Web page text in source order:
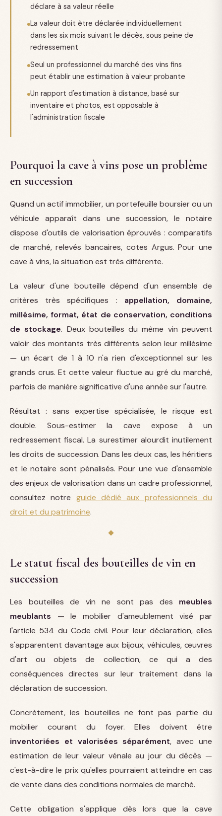
déclare à sa valeur réelle
La valeur doit être déclarée individuellement
dans les six mois suivant le décès, sous peine de
redressement
Seul un professionnel du marché des vins fins
peut établir une estimation à valeur probante
Un rapport d'estimation à distance, basé sur
inventaire et photos, est opposable à
l'administration fiscale
Pourquoi la cave à vins pose un problème
en succession
Quand un actif immobilier, un portefeuille boursier ou un
véhicule apparaît dans une succession, le notaire
dispose d'outils de valorisation éprouvés : comparatifs
de marché, relevés bancaires, cotes Argus. Pour une
cave à vins, la situation est très différente.
La valeur d'une bouteille dépend d'un ensemble de
critères très spécifiques : appellation, domaine,
millésime, format, état de conservation, conditions
de stockage. Deux bouteilles du même vin peuvent
valoir des montants très différents selon leur millésime
— un écart de 1 à 10 n'a rien d'exceptionnel sur les
grands crus. Et cette valeur fluctue au gré du marché,
parfois de manière significative d'une année sur l'autre.
Résultat : sans expertise spécialisée, le risque est
double. Sous-estimer la cave expose à un
redressement fiscal. La surestimer alourdit inutilement
les droits de succession. Dans les deux cas, les héritiers
et le notaire sont pénalisés. Pour une vue d'ensemble
des enjeux de valorisation dans un cadre professionnel,
consultez notre guide dédié aux professionnels du
droit et du patrimoine.
Le statut fiscal des bouteilles de vin en
succession
Les bouteilles de vin ne sont pas des meubles
meublants — le mobilier d'ameublement visé par
l'article 534 du Code civil. Pour leur déclaration, elles
s'apparentent davantage aux bijoux, véhicules, œuvres
d'art ou objets de collection, ce qui a des
conséquences directes sur leur traitement dans la
déclaration de succession.
Concrètement, les bouteilles ne font pas partie du
mobilier courant du foyer. Elles doivent être
inventoriées et valorisées séparément, avec une
estimation de leur valeur vénale au jour du décès —
c'est-à-dire le prix qu'elles pourraient atteindre en cas
de vente dans des conditions normales de marché.
Cette obligation s'applique dès lors que la cave